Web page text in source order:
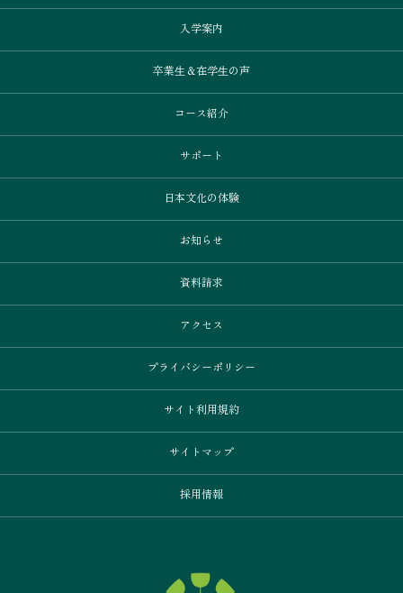
入学案内
卒業⽣＆在学⽣の声
コース紹介
サポート
日本文化の体験
お知らせ
資料請求
アクセス
プライバシーポリシー
サイト利用規約
サイトマップ
採用情報